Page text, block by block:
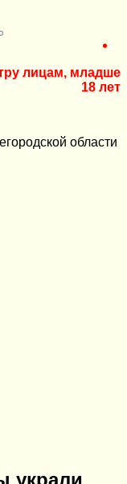
лицам, младше
18 лет
области
украли